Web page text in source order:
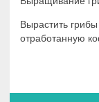
Вырастить
отработанную